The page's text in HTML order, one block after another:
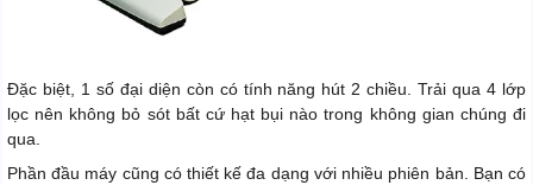
Đặc biệt, 1 số đại diện còn có tính năng hút 2 chiều. Trải qua 4 lớp
lọc nên không bỏ sót bất cứ hạt bụi nào trong không gian chúng đi
qua.
Phần đầu máy cũng có thiết kế đa dạng với nhiều phiên bản. Bạn có